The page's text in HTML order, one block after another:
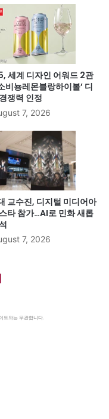
세계 디자인 어워드 2관
비뇽레몬블랑하이볼’ 디
쟁력 인정
7, 2026
교수진, 디지털 미디어아
타 참가…AI로 민화 새롭
7, 2026
트와는 무관합니다.